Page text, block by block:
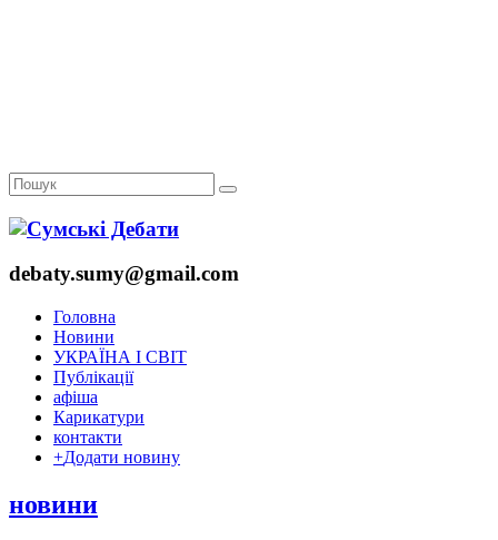
debaty.sumy@gmail.com
Головна
Новини
УКРАЇНА І СВІТ
Публікації
афіша
Карикатури
контакти
+Додати новину
новини